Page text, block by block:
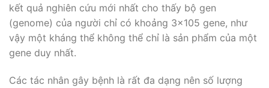
kết quả nghiên cứu mới nhất cho thấy bộ gen
(genome) của người chỉ có khoảng 3×105 gene, như
vậy một kháng thể không thể chỉ là sản phẩm của một
gene duy nhất.
Các tác nhân gây bệnh là rất đa dạng nên số lượng